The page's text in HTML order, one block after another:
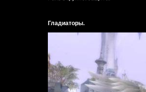
Гладиаторы.